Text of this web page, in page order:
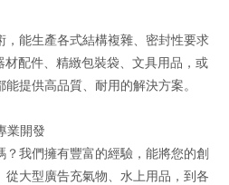
，能生產各式結構複雜、密封性要求
材配件、精緻包裝袋、文具用品，或
提供高品質、耐用的解決方案。
業開發
我們擁有豐富的經驗，能將您的創
從大型廣告充氣物、水上用品，到各